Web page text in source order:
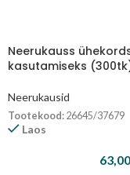
Neerukauss
kasutamiseks
Neerukausid
Tootekood: 26645/37679
Laos
63,00